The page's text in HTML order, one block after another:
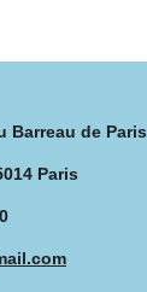
Barreau de Paris
Paris